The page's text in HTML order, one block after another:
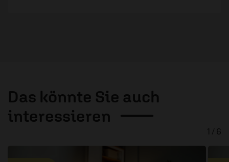
Das könnte Sie auch
interessieren
1 / 6